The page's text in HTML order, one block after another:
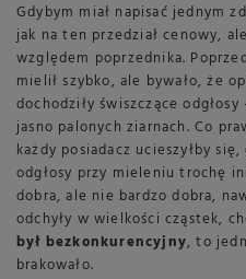
Gdybym miał napisać jednym
jak na ten przedział cenowy,
względem poprzednika.
mielił szybko, ale bywało, że
dochodziły świszczące
jasno palonych ziarnach. Co
każdy posiadacz ucieszyłby
odgłosy przy mieleniu trochę
dobra, ale nie bardzo dobra,
odchyły w wielkości cząstek,
był bezkonkurencyjny, to
brakowało.